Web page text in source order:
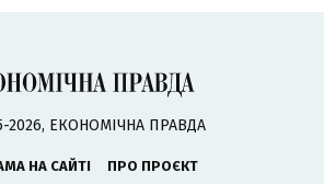
2026, ЕКОНОМІЧНА ПРАВДА
НА САЙТІ
ПРО ПРОЄКТ